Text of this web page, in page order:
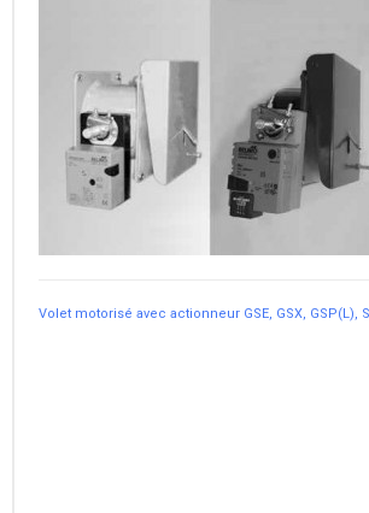
Volet motorisé avec actionneur GSE, GSX, GSP(L),